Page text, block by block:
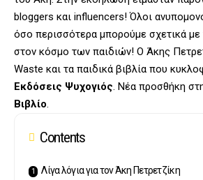
bloggers και influencers! Όλοι
όσο περισσότερα μπορούμε σχετικά
στον κόσμο των παιδιών! Ο Άκης
Waste και τα παιδικά βιβλία που
Εκδόσεις Ψυχογιός . Νέα προσθήκη
Βιβλίο
Contents
Λίγα λόγια για τον Άκη Πετρετζίκη